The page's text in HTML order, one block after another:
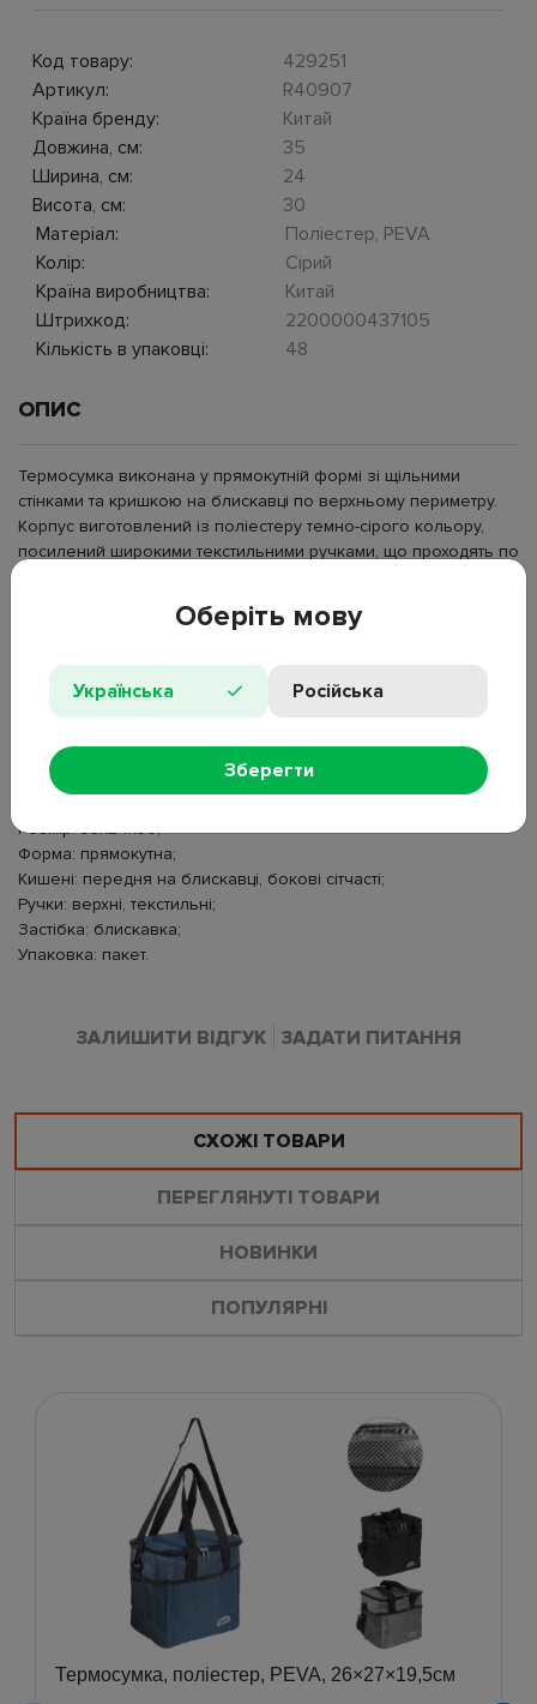
Код товару:
429251
Артикул:
R40907
Країна бренду:
Китай
Довжина, см:
35
Ширина, см:
24
Висота, см:
30
Матеріал:
Поліестер, PEVA
Колір:
Сірий
Країна виробництва:
Китай
Штрихкод:
2200000437105
Кількість в упаковці:
48
ОПИС
Термосумка виконана у прямокутній формі зі щільними
стінками та кришкою на блискавці по верхньому периметру.
Корпус виготовлений із поліестеру темно-сірого кольору,
посилений широкими текстильними ручками, що проходять по
Внутрішня підкладка з PEVA зберігає температуру продуктів і
напоїв під час транспортування. На передній панелі
сітчасті відділення для додаткових предметів. Ізотермічна
сумка Trip використовується для зберігання та перевезення
поїздках, на пікніку та під час відпочинку.
Тип: термосумка;
Розмір: 35х24х30;
Форма: прямокутна;
Кишені: передня на блискавці, бокові сітчасті;
Ручки: верхні, текстильні;
Застібка: блискавка;
Упаковка: пакет.
ЗАЛИШИТИ ВІДГУК ЗАДАТИ ПИТАННЯ
СХОЖІ ТОВАРИ
ПЕРЕГЛЯНУТІ ТОВАРИ
НОВИНКИ
ПОПУЛЯРНІ
Термосумка, поліестер, PEVA, 26×27×19,5см
Оберіть мову
Українська Російська
Зберегти